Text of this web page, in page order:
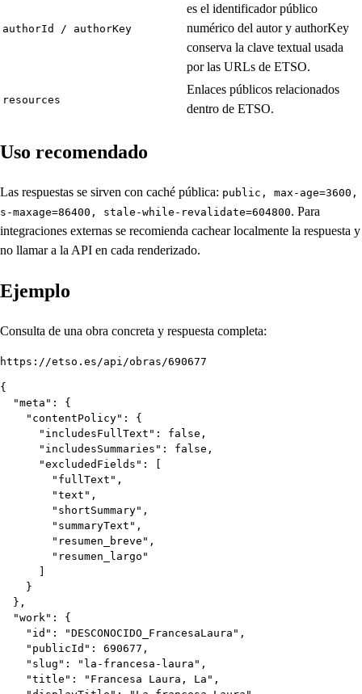
authorId / authorKey
es el identificador público
numérico del autor y authorKey
conserva la clave textual usada
por las URLs de ETSO.
resources
Enlaces públicos relacionados
dentro de ETSO.
Uso recomendado
Las respuestas se sirven con caché pública: public, max-age=3600,
s-maxage=86400, stale-while-revalidate=604800. Para
integraciones externas se recomienda cachear localmente la respuesta y
no llamar a la API en cada renderizado.
Ejemplo
Consulta de una obra concreta y respuesta completa:
https://etso.es/api/obras/690677
{
  "meta": {
    "contentPolicy": {
      "includesFullText": false,
      "includesSummaries": false,
      "excludedFields": [
        "fullText",
        "text",
        "shortSummary",
        "summaryText",
        "resumen_breve",
        "resumen_largo"
      ]
    }
  },
  "work": {
    "id": "DESCONOCIDO_FrancesaLaura",
    "publicId": 690677,
    "slug": "la-francesa-laura",
    "title": "Francesa Laura, La",